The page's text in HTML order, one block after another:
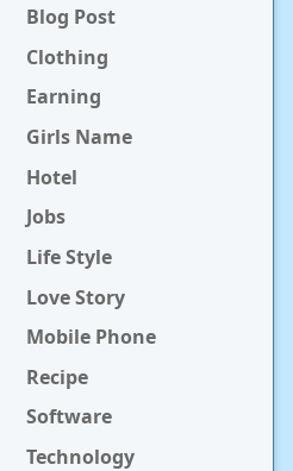
Blog Post
Clothing
Earning
Girls Name
Hotel
Jobs
Life Style
Love Story
Mobile Phone
Recipe
Software
Technology